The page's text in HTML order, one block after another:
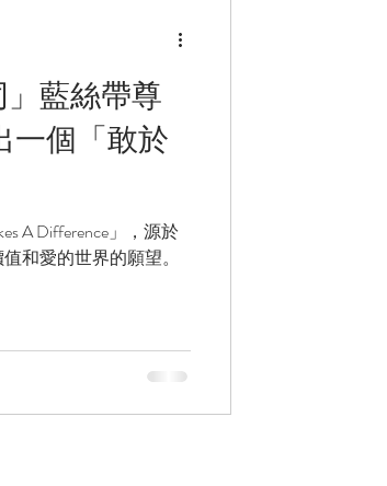
藍絲帶尊
一個「敢於
A Difference」，源於
和愛的世界的願望。